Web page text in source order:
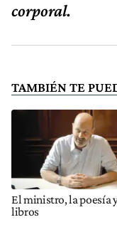
corporal.
TAMBIÉN TE
El ministro, la poesía
libros